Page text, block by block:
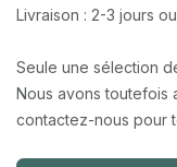
Livraison : 2-3 jours
Seule une sélection
Nous avons toutefois
contactez-nous pour